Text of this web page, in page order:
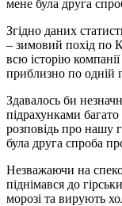
мене була друга
Згідно даних
– зимовий похід по
всю історію
приблизно по одній
Здавалось би
підрахунками
розповідь про нашу
була друга спроба
Незважаючи на
піднімався до
морозі та вирують